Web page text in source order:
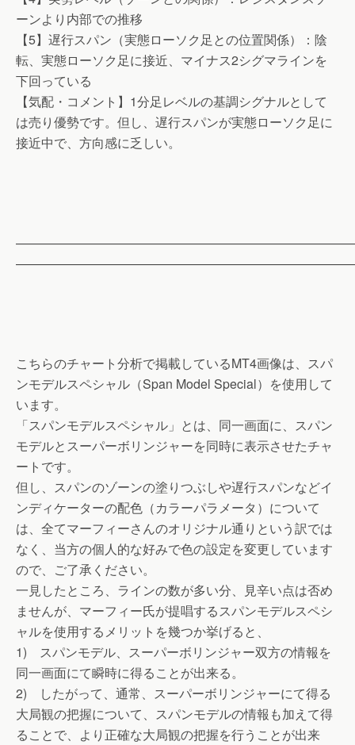
ーンより内部での推移
【5】遅行スパン（実態ローソク足との位置関係）：陰
転、実態ローソク足に接近、マイナス2シグマラインを
下回っている
【気配・コメント】1分足レベルの基調シグナルとして
は売り優勢です。但し、遅行スパンが実態ローソク足に
接近中で、方向感に乏しい。
こちらのチャート分析で掲載しているMT4画像は、スパ
ンモデルスペシャル（Span Model Special）を使用して
います。
「スパンモデルスペシャル」とは、同一画面に、スパン
モデルとスーパーボリンジャーを同時に表示させたチャ
ートです。
但し、スパンのゾーンの塗りつぶしや遅行スパンなどイ
ンディケーターの配色（カラーパラメータ）について
は、全てマーフィーさんのオリジナル通りという訳では
なく、当方の個人的な好みで色の設定を変更しています
ので、ご了承ください。
一見したところ、ラインの数が多い分、見辛い点は否め
ませんが、マーフィー氏が提唱するスパンモデルスペシ
ャルを使用するメリットを幾つか挙げると、
1) スパンモデル、スーパーボリンジャー双方の情報を
同一画面にて瞬時に得ることが出来る。
2) したがって、通常、スーパーボリンジャーにて得る
大局観の把握について、スパンモデルの情報も加えて得
ることで、より正確な大局観の把握を行うことが出来